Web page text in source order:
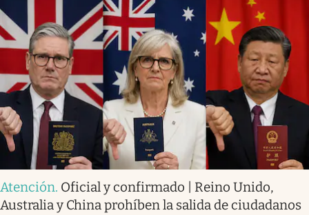
Atención. Oficial y confirmado | Reino Unido,
Australia y China prohíben la salida de ciudadanos